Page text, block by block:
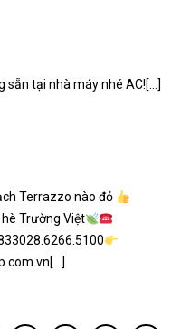
sẵn tại nhà máy nhé AC![...]
Terrazzo nào đỏ
hè Trường Việt